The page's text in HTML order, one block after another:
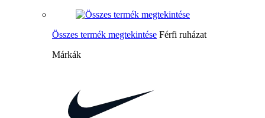
Összes termék megtekintése Férfi ruházat
Márkák